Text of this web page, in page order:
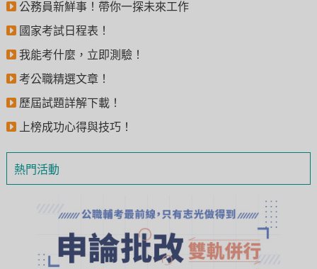
公務員新鮮事！帶你一探未來工作
國家考試日程表！
我能考什麼，立即測驗！
考公職精選文章！
歷屆試題詳解下載！
上榜成功心得與技巧！
熱門活動